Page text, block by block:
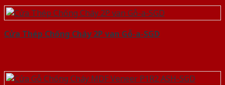
Cửa Thép Chống Cháy 2P van Gỗ-a-SGD